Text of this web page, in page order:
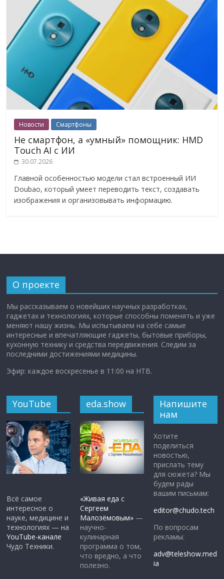
Новости Смартфоны
Не смартфон, а «умный» помощник: HMD
Touch AI с ИИ
30.07.2026
Главной особенностью модели стал встроенный ИИ
Doubao, который умеет переводить текст, создавать
изображения и организовывать информацию.
О проекте
Мы рассказываем о новейших научных разработках,
гаджетах и технологиях, которые способны поменять и уже
меняют нашу жизнь. Мы испытываем на себе самые
интересные и впечатляющие гаджеты, бытовые приборы,
кухонную технику и средства передвижения. Следим за
последними достижениями медицины.
Эфир: каждое воскресенье в 11:00 на НТВ.
YouTube
Всё самое
интересное о
науке, медицине и
технологиях — на
YouTube-канале
Чудо Техники.
eda.show
«Живая еда с
Сергеем
Малозёмовым» —
научно-
кулинарная
программа о том,
что вредно, а что
полезно.
Напишите
нам
Хотите
поделиться
новостью,
прислать тему
для сюжета? Мы
будем рады
вашим письмам:
editor@chudo.tech
По вопросам
рекламы:
adv@teleshow.med
ia